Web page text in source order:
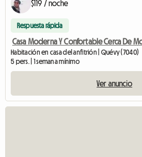
$119 / noche
Respuesta rápida
Casa Moderna Y Confortable Cerca De
Habitación en casa del anfitrión | Quévy (7040)
5 pers. | 1 semana mínimo
Ver anuncio